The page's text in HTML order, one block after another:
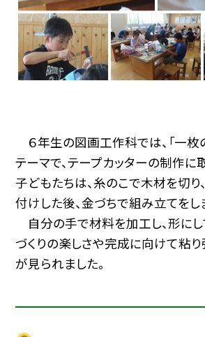
６年生の図画工作科では、「一枚
テーマで、テープカッターの制作に
子どもたちは、糸のこで木材を切
付けした後、金づちで組み立てをし
自分の手で材料を加工し、形にし
づくりの楽しさや完成に向けて粘
が見られました。